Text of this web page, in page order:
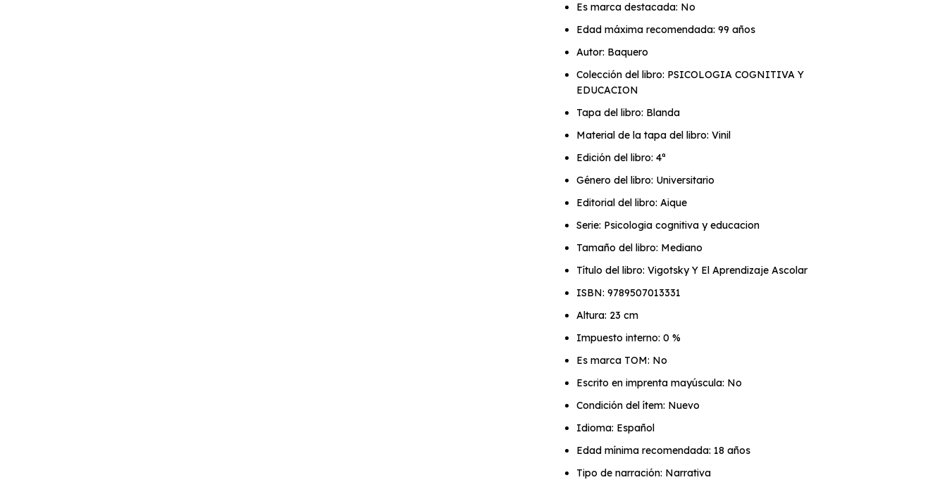
Es marca destacada: No
Edad máxima recomendada: 99 años
Autor: Baquero
Colección del libro: PSICOLOGIA COGNITIVA Y
EDUCACION
Tapa del libro: Blanda
Material de la tapa del libro: Vinil
Edición del libro: 4ª
Género del libro: Universitario
Editorial del libro: Aique
Serie: Psicologia cognitiva y educacion
Tamaño del libro: Mediano
Título del libro: Vigotsky Y El Aprendizaje Ascolar
ISBN: 9789507013331
Altura: 23 cm
Impuesto interno: 0 %
Es marca TOM: No
Escrito en imprenta mayúscula: No
Condición del ítem: Nuevo
Idioma: Español
Edad mínima recomendada: 18 años
Tipo de narración: Narrativa